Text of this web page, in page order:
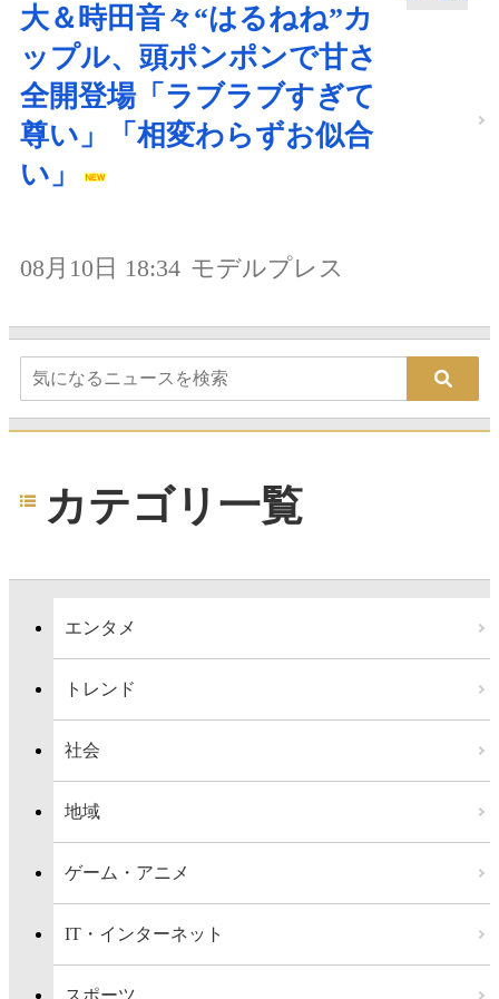
大＆時田音々“はるねね”カ
ップル、頭ポンポンで甘さ
全開登場「ラブラブすぎて
尊い」「相変わらずお似合
い」
08月10日 18:34 モデルプレス
カテゴリ一覧
エンタメ
トレンド
社会
地域
ゲーム・アニメ
IT・インターネット
スポーツ